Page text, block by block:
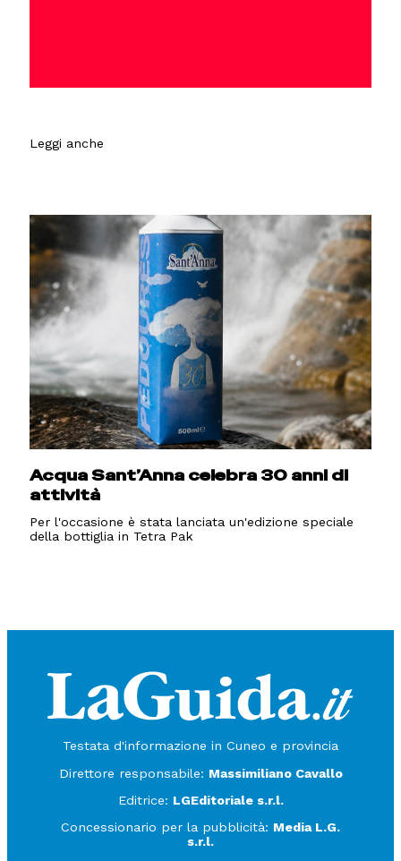
Leggi anche
Acqua Sant’Anna celebra 30 anni di
attività
Per l'occasione è stata lanciata un'edizione speciale
della bottiglia in Tetra Pak
Testata d'informazione in Cuneo e provincia
Direttore responsabile: Massimiliano Cavallo
Editrice: LGEditoriale s.r.l.
Concessionario per la pubblicità: Media L.G.
s.r.l.